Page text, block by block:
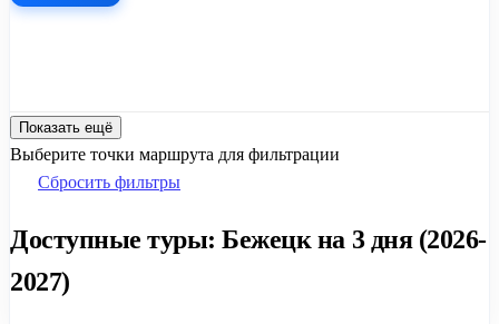
Показать ещё
Выберите точки маршрута для фильтрации
Сбросить фильтры
Доступные туры: Бежецк на 3 дня (2026-
2027)